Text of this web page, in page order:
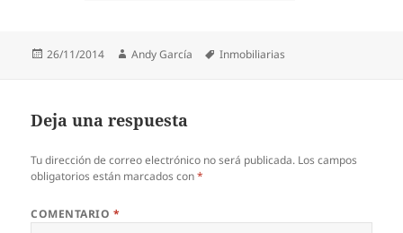
Publicado
26/11/2014 Autor
Andy García Etiquetas
Inmobiliarias
Deja una respuesta
Tu dirección de correo electrónico no será publicada. Los campos
obligatorios están marcados con*
COMENTARIO *